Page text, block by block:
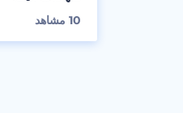
10 مشاهد